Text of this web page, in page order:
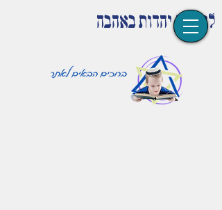
לומדים יהדות באהבה